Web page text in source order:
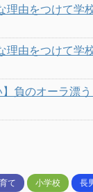
理由をつけて学
理由をつけて学
】負のオーラ漂
て 小学校 長